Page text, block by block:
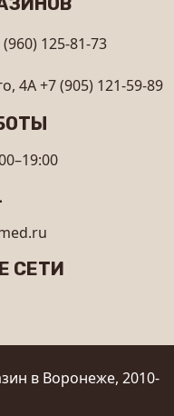
(960) 125-81-73
4А+7 (905) 121-59-89
СЕТИ
в Воронеже, 2010-